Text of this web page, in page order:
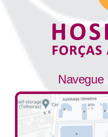
Navegue